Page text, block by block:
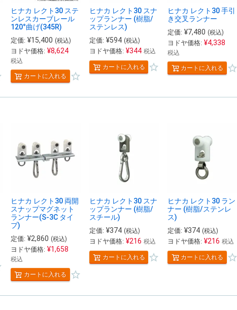
ヒナカ レクト30 ステ
ンレスカーブレール
120°曲げ(345R)
定価: ¥15,400 (税込)
ヨドヤ価格: ¥8,624
税込
カートに入れる
ヒナカ レクト30 スナ
ップランナー (樹脂/
ステンレス)
定価: ¥594 (税込)
ヨドヤ価格: ¥344 税込
カートに入れる
ヒナカ レクト30 手引
き交叉ランナー
定価: ¥7,480 (税込)
ヨドヤ価格: ¥4,338
税込
カートに入れる
ヒナカ レクト30 両開
スナップマグネット
ランナー(S-3C タイ
プ)
定価: ¥2,860 (税込)
ヨドヤ価格: ¥1,658
税込
カートに入れる
ヒナカ レクト30 スナ
ップランナー (樹脂/
スチール)
定価: ¥374 (税込)
ヨドヤ価格: ¥216 税込
カートに入れる
ヒナカ レクト30 ラン
ナー (樹脂/ステンレ
ス)
定価: ¥374 (税込)
ヨドヤ価格: ¥216 税込
カートに入れる